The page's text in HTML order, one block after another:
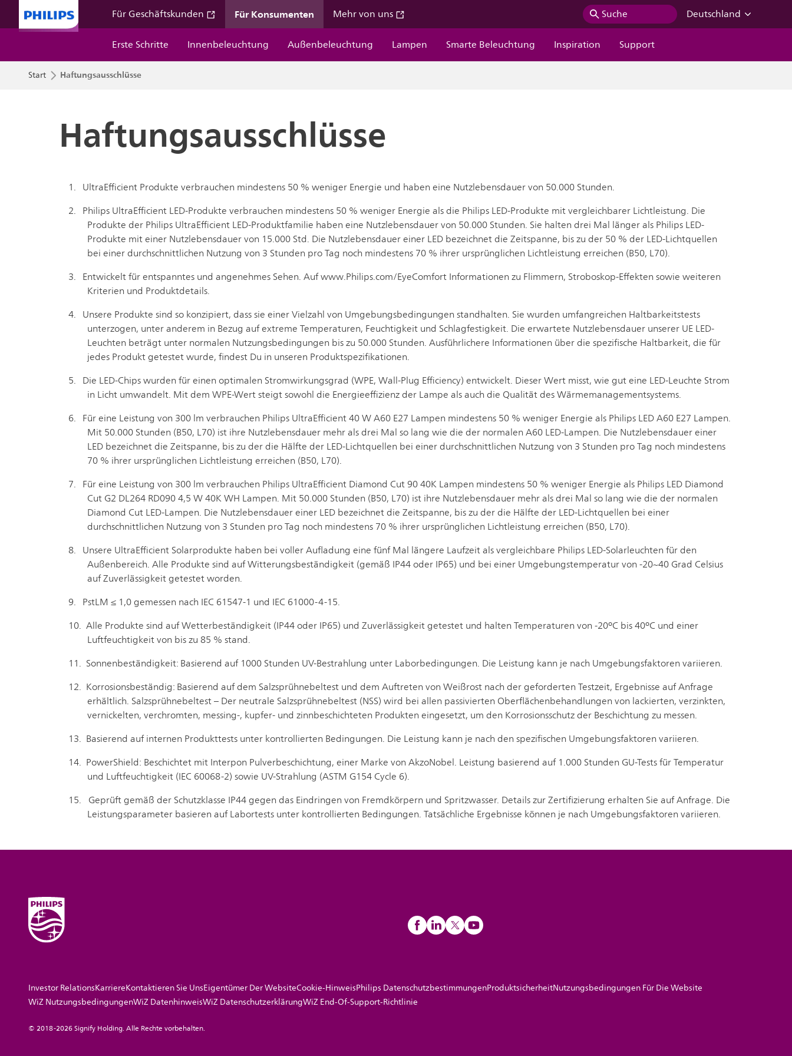
Für Geschäftskunden Für Konsumenten Mehr von uns Suche
Deutschland
Erste Schritte
Innenbeleuchtung Außenbeleuchtung Lampen Smarte Beleuchtung Inspiration Support
Start Haftungsausschlüsse
Haftungsausschlüsse
UltraEfficient Produkte verbrauchen mindestens 50 % weniger Energie und haben eine Nutzlebensdauer von 50.000 Stunden.
Philips UltraEfficient LED-Produkte verbrauchen mindestens 50 % weniger Energie als die Philips LED-Produkte mit vergleichbarer Lichtleistung. Die
Produkte der Philips UltraEfficient LED-Produktfamilie haben eine Nutzlebensdauer von 50.000 Stunden. Sie halten drei Mal länger als Philips LED-
Produkte mit einer Nutzlebensdauer von 15.000 Std. Die Nutzlebensdauer einer LED bezeichnet die Zeitspanne, bis zu der 50 % der LED-Lichtquellen
bei einer durchschnittlichen Nutzung von 3 Stunden pro Tag noch mindestens 70 % ihrer ursprünglichen Lichtleistung erreichen (B50, L70).
Entwickelt für entspanntes und angenehmes Sehen. Auf www.Philips.com/EyeComfort Informationen zu Flimmern, Stroboskop-Effekten sowie weiteren
Kriterien und Produktdetails.
Unsere Produkte sind so konzipiert, dass sie einer Vielzahl von Umgebungsbedingungen standhalten. Sie wurden umfangreichen Haltbarkeitstests
unterzogen, unter anderem in Bezug auf extreme Temperaturen, Feuchtigkeit und Schlagfestigkeit. Die erwartete Nutzlebensdauer unserer UE LED-
Leuchten beträgt unter normalen Nutzungsbedingungen bis zu 50.000 Stunden. Ausführlichere Informationen über die spezifische Haltbarkeit, die für
jedes Produkt getestet wurde, findest Du in unseren Produktspezifikationen.
Die LED-Chips wurden für einen optimalen Stromwirkungsgrad (WPE, Wall-Plug Efficiency) entwickelt. Dieser Wert misst, wie gut eine LED-Leuchte Strom
in Licht umwandelt. Mit dem WPE-Wert steigt sowohl die Energieeffizienz der Lampe als auch die Qualität des Wärmemanagementsystems.
Für eine Leistung von 300 lm verbrauchen Philips UltraEfficient 40 W A60 E27 Lampen mindestens 50 % weniger Energie als Philips LED A60 E27 Lampen.
Mit 50.000 Stunden (B50, L70) ist ihre Nutzlebensdauer mehr als drei Mal so lang wie die der normalen A60 LED-Lampen. Die Nutzlebensdauer einer
LED bezeichnet die Zeitspanne, bis zu der die Hälfte der LED-Lichtquellen bei einer durchschnittlichen Nutzung von 3 Stunden pro Tag noch mindestens
70 % ihrer ursprünglichen Lichtleistung erreichen (B50, L70).
Für eine Leistung von 300 lm verbrauchen Philips UltraEfficient Diamond Cut 90 40K Lampen mindestens 50 % weniger Energie als Philips LED Diamond
Cut G2 DL264 RD090 4,5 W 40K WH Lampen. Mit 50.000 Stunden (B50, L70) ist ihre Nutzlebensdauer mehr als drei Mal so lang wie die der normalen
Diamond Cut LED-Lampen. Die Nutzlebensdauer einer LED bezeichnet die Zeitspanne, bis zu der die Hälfte der LED-Lichtquellen bei einer
durchschnittlichen Nutzung von 3 Stunden pro Tag noch mindestens 70 % ihrer ursprünglichen Lichtleistung erreichen (B50, L70).
Unsere UltraEfficient Solarprodukte haben bei voller Aufladung eine fünf Mal längere Laufzeit als vergleichbare Philips LED-Solarleuchten für den
Außenbereich. Alle Produkte sind auf Witterungsbeständigkeit (gemäß IP44 oder IP65) und bei einer Umgebungstemperatur von -20~40 Grad Celsius
auf Zuverlässigkeit getestet worden.
PstLM ≤ 1,0 gemessen nach IEC 61547-1 und IEC 61000-4-15.
Alle Produkte sind auf Wetterbeständigkeit (IP44 oder IP65) und Zuverlässigkeit getestet und halten Temperaturen von -20ºC bis 40ºC und einer
Luftfeuchtigkeit von bis zu 85 % stand.
Sonnenbeständigkeit: Basierend auf 1000 Stunden UV-Bestrahlung unter Laborbedingungen. Die Leistung kann je nach Umgebungsfaktoren variieren.
Korrosionsbeständig: Basierend auf dem Salzsprühnebeltest und dem Auftreten von Weißrost nach der geforderten Testzeit, Ergebnisse auf Anfrage
erhältlich. Salzsprühnebeltest – Der neutrale Salzsprühnebeltest (NSS) wird bei allen passivierten Oberflächenbehandlungen von lackierten, verzinkten,
vernickelten, verchromten, messing-, kupfer- und zinnbeschichteten Produkten eingesetzt, um den Korrosionsschutz der Beschichtung zu messen.
Basierend auf internen Produkttests unter kontrollierten Bedingungen. Die Leistung kann je nach den spezifischen Umgebungsfaktoren variieren.
PowerShield: Beschichtet mit Interpon Pulverbeschichtung, einer Marke von AkzoNobel. Leistung basierend auf 1.000 Stunden GU-Tests für Temperatur
und Luftfeuchtigkeit (IEC 60068-2) sowie UV-Strahlung (ASTM G154 Cycle 6).
Geprüft gemäß der Schutzklasse IP44 gegen das Eindringen von Fremdkörpern und Spritzwasser. Details zur Zertifizierung erhalten Sie auf Anfrage. Die
Leistungsparameter basieren auf Labortests unter kontrollierten Bedingungen. Tatsächliche Ergebnisse können je nach Umgebungsfaktoren variieren.
Investor RelationsKarriereKontaktieren Sie UnsEigentümer Der WebsiteCookie-HinweisPhilips DatenschutzbestimmungenProduktsicherheitNutzungsbedingungen Für Die Website
WiZ NutzungsbedingungenWiZ DatenhinweisWiZ DatenschutzerklärungWiZ End-Of-Support-Richtlinie
© 2018-2026 Signify Holding. Alle Rechte vorbehalten.